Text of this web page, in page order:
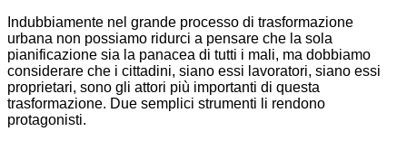
Indubbiamente nel grande processo di trasformazione
urbana non possiamo ridurci a pensare che la sola
pianificazione sia la panacea di tutti i mali, ma dobbiamo
considerare che i cittadini, siano essi lavoratori, siano essi
proprietari, sono gli attori più importanti di questa
trasformazione. Due semplici strumenti li rendono
protagonisti.